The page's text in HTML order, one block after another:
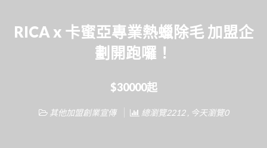
RICA x 卡蜜亞專業熱蠟除毛 加盟企
劃開跑囉！
$30000起
其他加盟創業宣傳 總瀏覽2212 , 今天瀏覽0